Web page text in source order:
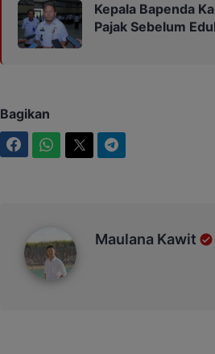
Kepala Bapenda
Pajak Sebelum
Bagikan
Maulana Kawit